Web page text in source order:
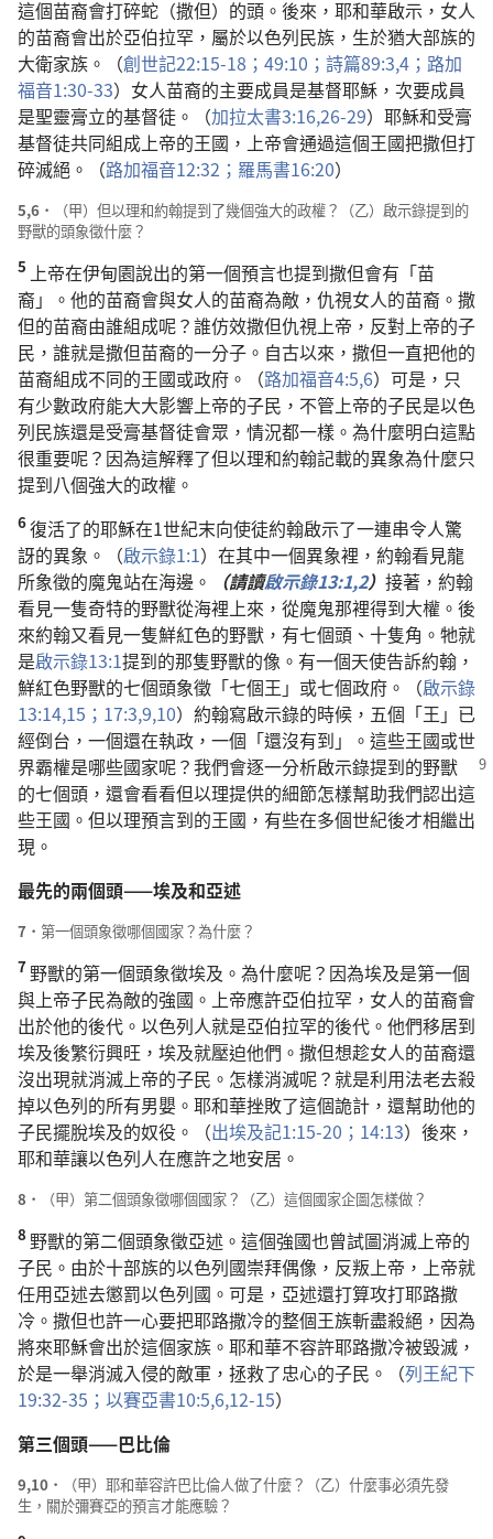
這個苗裔會打碎蛇（撒但）的頭。後來，耶和華啟示，女人
的苗裔會出於亞伯拉罕，屬於以色列民族，生於猶大部族的
大衛家族。（創世記22:15-18； 49:10； 詩篇89:3,4； 路加
福音1:30-33）女人苗裔的主要成員是基督耶穌，次要成員
是聖靈膏立的基督徒。（加拉太書3:16,26-29）耶穌和受膏
基督徒共同組成上帝的王國，上帝會通過這個王國把撒但打
碎滅絕。（路加福音12:32； 羅馬書16:20）
5,6．
（甲）但以理和約翰提到了幾個強大的政權？（乙）啟示錄提到的
野獸的頭象徵什麼？
5 上帝在伊甸園說出的第一個預言也提到撒但會有「苗
裔」。他的苗裔會與女人的苗裔為敵，仇視女人的苗裔。撒
但的苗裔由誰組成呢？誰仿效撒但仇視上帝，反對上帝的子
民，誰就是撒但苗裔的一分子。自古以來，撒但一直把他的
苗裔組成不同的王國或政府。（路加福音4:5,6）可是，只
有少數政府能大大影響上帝的子民，不管上帝的子民是以色
列民族還是受膏基督徒會眾，情況都一樣。為什麼明白這點
很重要呢？因為這解釋了但以理和約翰記載的異象為什麼只
提到八個強大的政權。
6復活了的耶穌在1世紀末向使徒約翰啟示了一連串令人驚
訝的異象。（啟示錄1:1）在其中一個異象裡，約翰看見龍
所象徵的魔鬼站在海邊。
（請讀啟示錄13:1,2） 接著，約翰
看見一隻奇特的野獸從海裡上來，從魔鬼那裡得到大權。後
來約翰又看見一隻鮮紅色的野獸，有七個頭、十隻角。牠就
是啟示錄13:1提到的那隻野獸的像。有一個天使告訴約翰，
鮮紅色野獸的七個頭象徵「七個王」或七個政府。（啟示錄
13:14,15； 17:3,9,10）約翰寫啟示錄的時候，五個「王」已
經倒台，一個還在執政，一個「還沒有到」。這些王國或世
界霸權是哪些國家呢？我們會逐一分析啟示錄提到的野獸
的七個頭，還會看看但以理提供的細節怎樣幫助我們認出這
些王國。但以理預言到的王國，有些在多個世紀後才相繼出
現。
最先的兩個頭——埃及和亞述
7． 第一個頭象徵哪個國家？為什麼？
7 野獸的第一個頭象徵埃及。為什麼呢？因為埃及是第一個
與上帝子民為敵的強國。上帝應許亞伯拉罕，女人的苗裔會
出於他的後代。以色列人就是亞伯拉罕的後代。他們移居到
埃及後繁衍興旺，埃及就壓迫他們。撒但想趁女人的苗裔還
沒出現就消滅上帝的子民。怎樣消滅呢？就是利用法老去殺
掉以色列的所有男嬰。耶和華挫敗了這個詭計，還幫助他的
子民擺脫埃及的奴役。（出埃及記1:15-20； 14:13）後來，
耶和華讓以色列人在應許之地安居。
8．
（甲）第二個頭象徵哪個國家？（乙）這個國家企圖怎樣做？
8 野獸的第二個頭象徵亞述。這個強國也曾試圖消滅上帝的
子民。由於十部族的以色列國崇拜偶像，反叛上帝，上帝就
任用亞述去懲罰以色列國。可是，亞述還打算攻打耶路撒
冷。撒但也許一心要把耶路撒冷的整個王族斬盡殺絕，因為
將來耶穌會出於這個家族。耶和華不容許耶路撒冷被毀滅，
於是一舉消滅入侵的敵軍，拯救了忠心的子民。（列王紀下
19:32-35； 以賽亞書10:5,6,12-15）
第三個頭——巴比倫
9,10．
（甲）耶和華容許巴比倫人做了什麼？（乙）什麼事必須先發
生，關於彌賽亞的預言才能應驗？